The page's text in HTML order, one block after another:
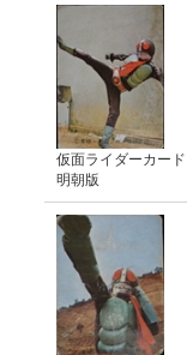
仮面ライダーカー
明朝版